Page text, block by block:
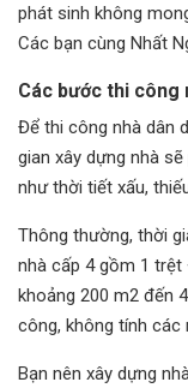
phát sinh không
Các bạn cùng Nhất
Các bước thi công
Để thi công nhà dân
gian xây dựng nhà
như thời tiết xấu,
Thông thường, thời
nhà cấp 4 gồm 1 trệt
khoảng 200 m2 đến
công, không tính các
Bạn nên xây dựng